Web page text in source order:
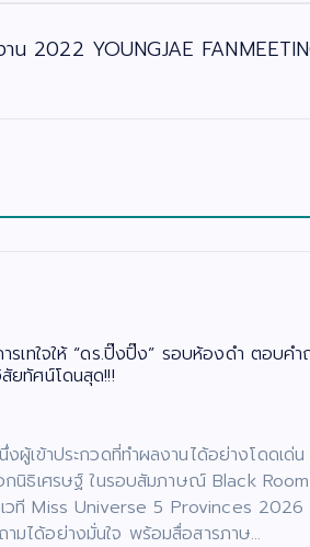
2022 YOUNGJAE
รเทใจให้ “ดร.ปิ๊งปิ๊ง” รอบห้องดำ ตอบคำ
ยทัศน์โดนสุด!!!
งผู้เข้าประกวดที่ทำผลงานได้อย่างโดดเด่
กนิธิเศรษฐ์ ในรอบสัมภาษณ์ Black
วที Miss Universe 5 Provinces 2026
มได้อย่างมั่นใจ พร้อมสื่อสารภาษ…